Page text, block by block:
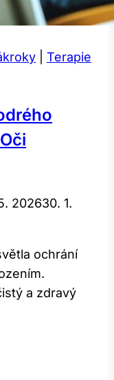
Terapie
202630. 1.
ochrání
a zdravý